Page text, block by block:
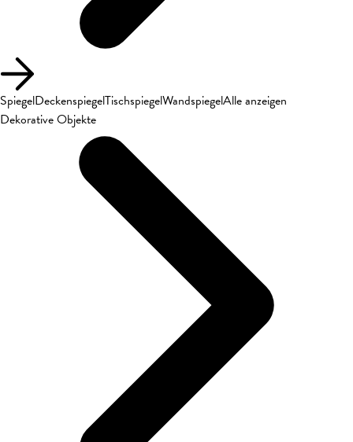
SpiegelDeckenspiegelTischspiegelWandspiegelAlle anzeigen
Dekorative Objekte